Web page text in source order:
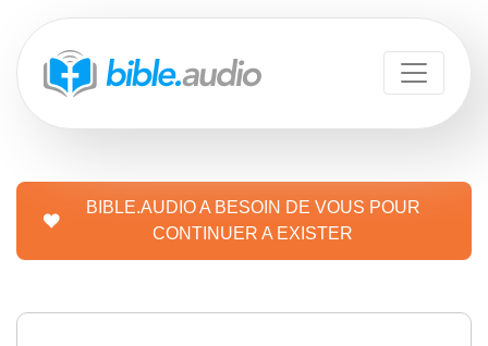
BIBLE.AUDIO A BESOIN DE VOUS POUR
CONTINUER A EXISTER